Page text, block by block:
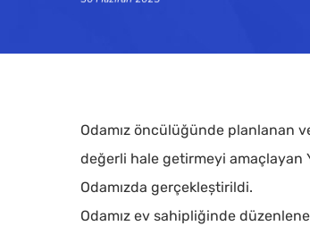
Kapatmak için arama veya ESC
Odamız öncülüğünde planlanan
değerli hale getirmeyi amaçlayan
Odamızda gerçekleștirildi.
Odamız ev sahipliğinde